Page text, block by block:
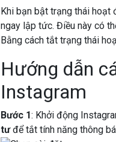
Khi bạn bật trạng thái hoạt
ngay lập tức. Điều này có
Bằng cách tắt trạng thái
Hướng dẫn
Instagram
Bước 1: Khởi động
tưđể tắt tính năng thông